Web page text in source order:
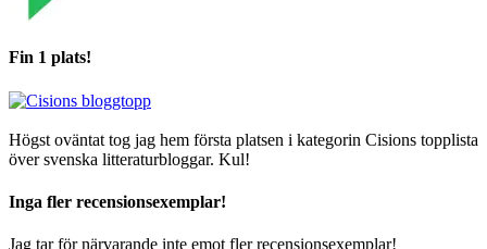
Fin 1 plats!
Högst oväntat tog jag hem första platsen i kategorin Cisions topplista
över svenska litteraturbloggar. Kul!
Inga fler recensionsexemplar!
Jag tar för närvarande inte emot fler recensionsexemplar!